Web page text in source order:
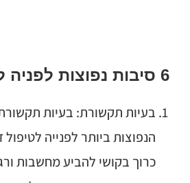
6 סיבות נפוצות לפניה לטיפול זוגי
בעיות תקשורת: בעיות
הנפוצות ביותר לפנייה לטיפול
כרוך בקושי להביע מחשבות